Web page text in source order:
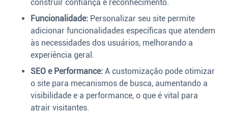
construir confiança e reconhecimento.
Funcionalidade: Personalizar seu site permite
adicionar funcionalidades específicas que atendem
às necessidades dos usuários, melhorando a
experiência geral.
SEO e Performance: A customização pode otimizar
o site para mecanismos de busca, aumentando a
visibilidade e a performance, o que é vital para
atrair visitantes.